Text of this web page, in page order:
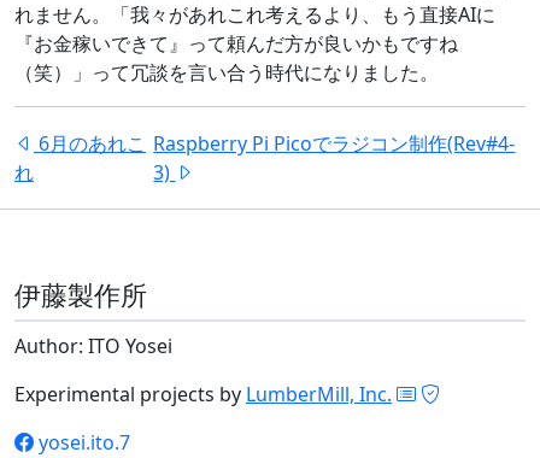
れません。「我々があれこれ考えるより、もう直接AIに
『お金稼いできて』って頼んだ方が良いかもですね
（笑）」って冗談を言い合う時代になりました。
6月のあれこ
れ
Raspberry Pi Picoでラジコン制作(Rev#4-
3)
伊藤製作所
Author: ITO Yosei
Experimental projects by LumberMill, Inc.
yosei.ito.7